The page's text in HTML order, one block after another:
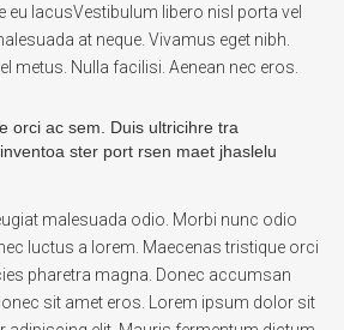
eu lacusVestibulum libero nisl porta vel
at neque. Vivamus eget nibh.
metus. Nulla facilisi. Aenean nec eros.
orci ac sem. Duis ultricihre tra
ster port rsen maet jhaslelu
malesuada odio. Morbi nunc odio
luctus a lorem. Maecenas tristique orci
pharetra magna. Donec accumsan
sit amet eros. Lorem ipsum dolor sit